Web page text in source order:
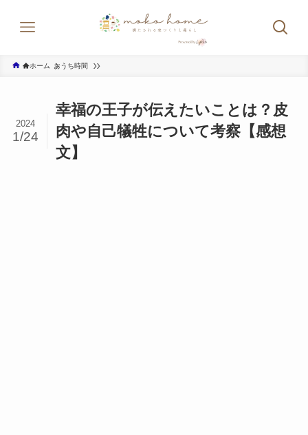
ホーム おうち時間
幸福の王子が伝えたいことは？皮
肉や自己犠牲について考察【感想
文】
2024
1/24